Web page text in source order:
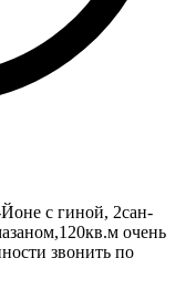
с гиной, 2сан-
очень
звонить по